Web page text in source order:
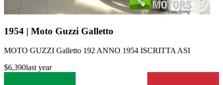
1954 | Moto Guzzi Galletto
MOTO GUZZI Galletto 192 ANNO 1954 ISCRITTA ASI
$6,390last year